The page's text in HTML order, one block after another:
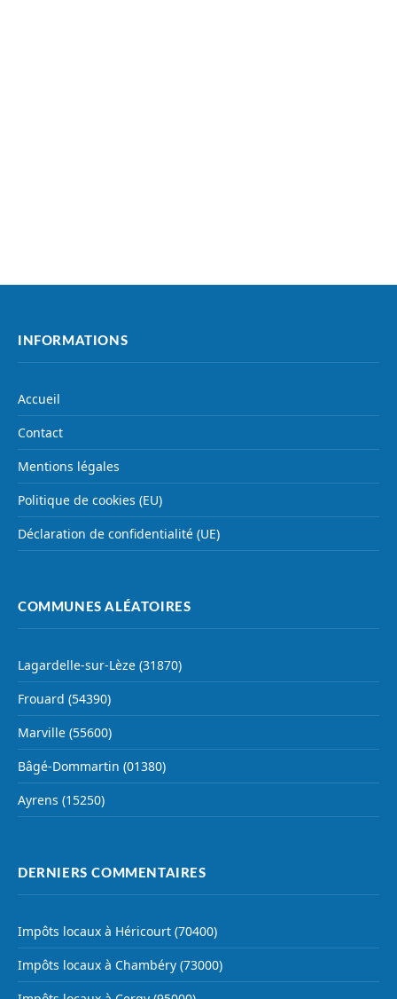
INFORMATIONS
Accueil
Contact
Mentions légales
Politique de cookies (EU)
Déclaration de confidentialité (UE)
COMMUNES ALÉATOIRES
Lagardelle-sur-Lèze (31870)
Frouard (54390)
Marville (55600)
Bâgé-Dommartin (01380)
Ayrens (15250)
DERNIERS COMMENTAIRES
Impôts locaux à Héricourt (70400)
Impôts locaux à Chambéry (73000)